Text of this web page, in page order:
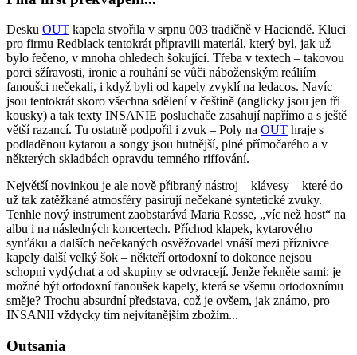
Desku OUT kapela stvořila v srpnu 003 tradičně v Haciendě. Kluci
pro firmu Redblack tentokrát připravili materiál, který byl, jak už
bylo řečeno, v mnoha ohledech šokující. Třeba v textech – takovou
porci sžíravosti, ironie a rouhání se vůči náboženským reáliím
fanoušci nečekali, i když byli od kapely zvyklí na ledacos. Navíc
jsou tentokrát skoro všechna sdělení v češtině (anglicky jsou jen tři
kousky) a tak texty INSANIE posluchače zasahují napřímo a s ještě
větší razancí. Tu ostatně podpořil i zvuk – Poly na OUT hraje s
podladěnou kytarou a songy jsou hutnější, plné přímočarého a v
některých skladbách opravdu temného riffování.
Největší novinkou je ale nově přibraný nástroj – klávesy – které do
už tak zatěžkané atmosféry pasírují nečekané syntetické zvuky.
Tenhle nový instrument zaobstarává Maria Rosse, „víc než host“ na
albu i na následných koncertech. Příchod klapek, kytarového
synťáku a dalších nečekaných osvěžovadel vnáší mezi příznivce
kapely další velký šok – někteří ortodoxní to dokonce nejsou
schopni vydýchat a od skupiny se odvracejí. Jenže řekněte sami: je
možné být ortodoxní fanoušek kapely, která se všemu ortodoxnímu
směje? Trochu absurdní představa, což je ovšem, jak známo, pro
INSANII vždycky tím nejvítanějším zbožím...
Outsania